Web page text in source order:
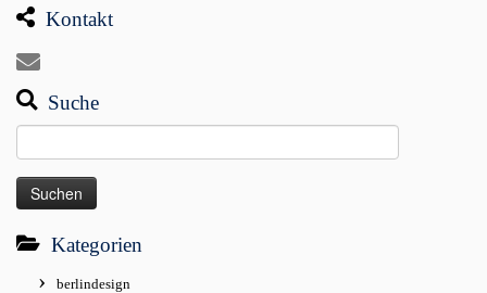
Kontakt
Suche
nach:
Kategorien
berlindesign